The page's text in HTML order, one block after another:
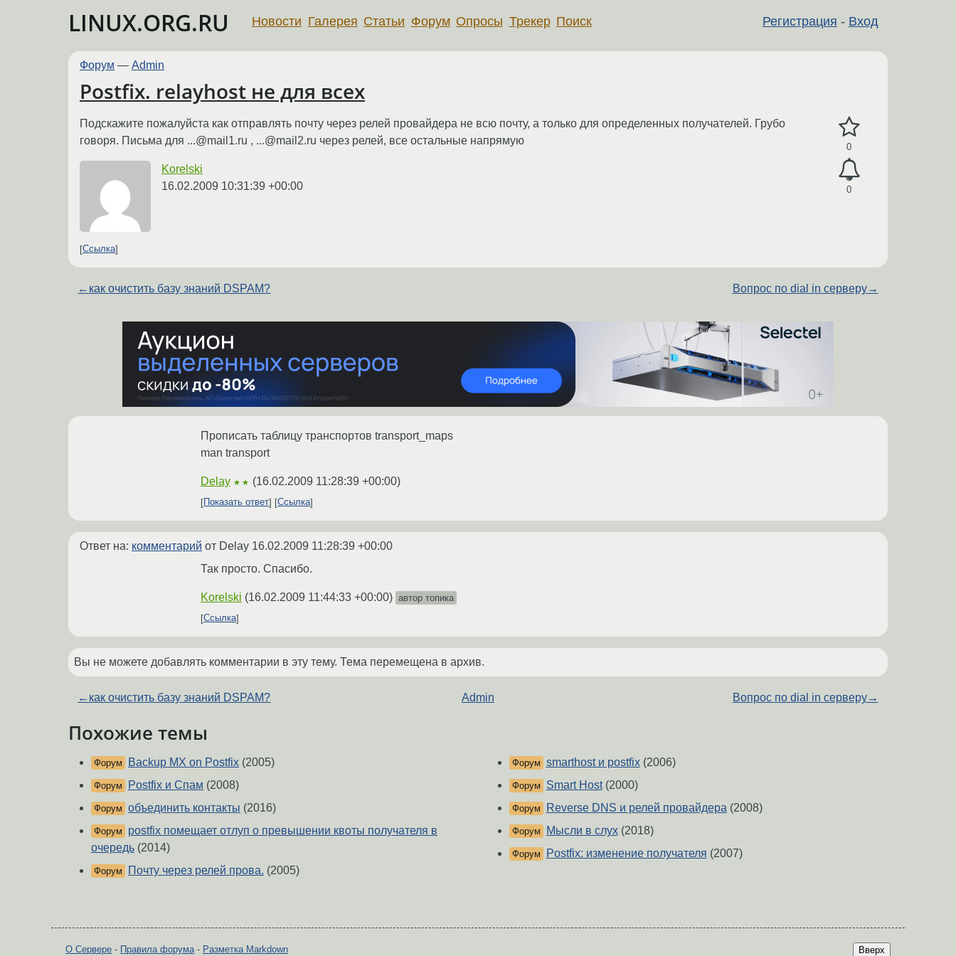
LINUX.ORG.RU Регистрация - Вход
Новости Галерея Статьи Форум Опросы Трекер Поиск
Форум — Admin
Postfix. relayhost не для всех
0
0
Подскажите пожалуйста как отправлять почту через релей провайдера не всю почту, а только для определенных получателей. Грубо
говоря. Письма для ...@mail1.ru , ...@mail2.ru через релей, все остальные напрямую
Korelski
16.02.2009 10:31:39 +00:00
Ссылка
← как очистить базу знаний DSPAM? Вопрос по dial in серверу→
Прописать таблицу транспортов transport_maps
man transport
Delay ★★ (16.02.2009 11:28:39 +00:00)
Показать ответ Ссылка
Ответ на: комментарий от Delay 16.02.2009 11:28:39 +00:00
Так просто. Спасибо.
Korelski (16.02.2009 11:44:33 +00:00) автор топика
Ссылка
Вы не можете добавлять комментарии в эту тему. Тема перемещена в архив.
← как очистить базу знаний DSPAM? Admin Вопрос по dial in серверу→
Похожие темы
Форум Backup MX on Postfix (2005)
Форум Postfix и Спам (2008)
Форум объединить контакты (2016)
Форум
postfix помещает отлуп о превышении квоты получателя в
очередь (2014)
Форум Почту через релей прова. (2005)
Форум smarthost и postfix(2006)
Форум Smart Host(2000)
Форум Reverse DNS и релей провайдера(2008)
Форум Мысли в слух(2018)
Форум Postfix: изменение получателя (2007)
Вверх
О Сервере - Правила форума- Разметка Markdown